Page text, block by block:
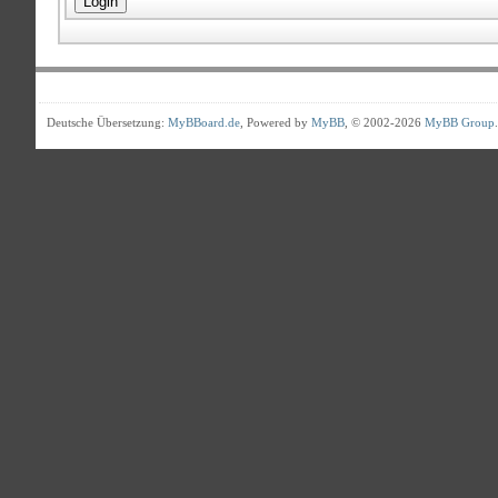
Deutsche Übersetzung: MyBBoard.de , Powered by MyBB , © 2002-2026 MyBB Group